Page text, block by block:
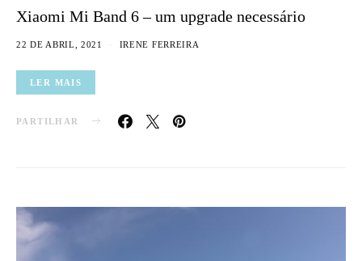
Xiaomi Mi Band 6 – um upgrade necessário
22 DE ABRIL, 2021 IRENE FERREIRA
LER MAIS
PARTILHAR